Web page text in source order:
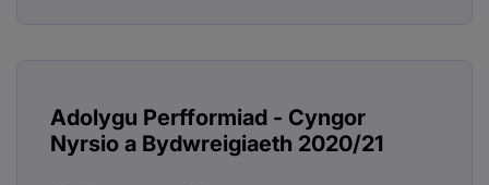
Adolygu Perfformiad - Cyngor
Nyrsio a Bydwreigiaeth 2020/21